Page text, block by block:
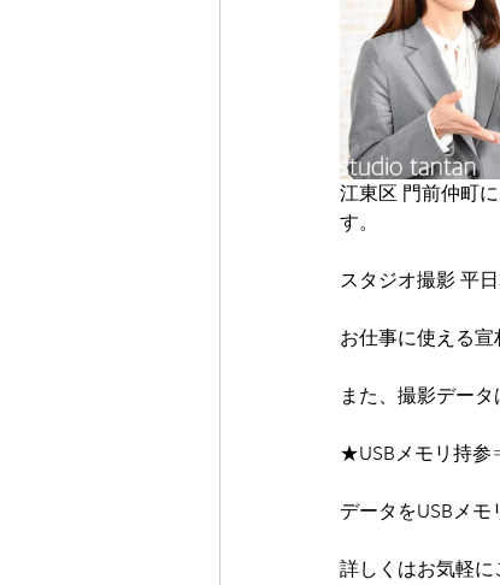
江東区 門前仲町
す。
スタジオ撮影 平
お仕事に使える宣
また、撮影デー
★USBメモリ持参
データをUSBメモ
詳しくはお気軽に